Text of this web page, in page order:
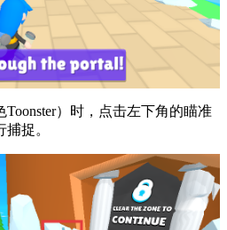
）时，点击左下角的瞄准
捉。